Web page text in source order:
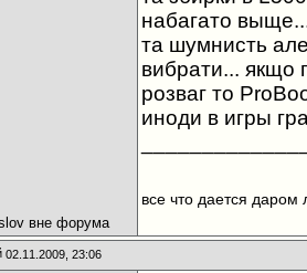
набагато
та шумнисть
вибрати... якщо
розваг то
иноди в игры
все что дается даром
02.11.2009, 23:06